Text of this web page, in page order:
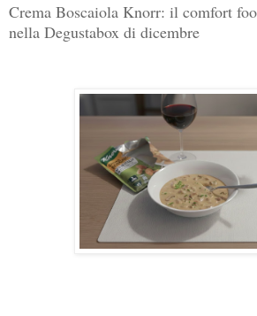
Crema Boscaiola Knorr: il comfort
nella Degustabox di dicembre